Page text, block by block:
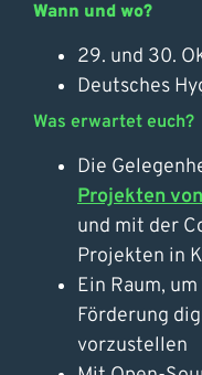
Wann und wo?
29. und 30.
Deutsches
Was erwartet euch?
Die
Projekten
und mit der
Projekten in
Ein Raum,
Förderung
vorzustellen